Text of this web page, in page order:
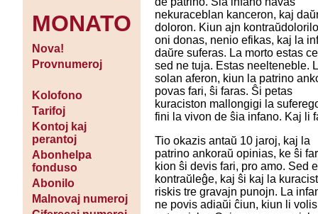
MONATO
Nova!
Provnumeroj
Kolofono
Tarifoj
Kontoj kaj
perantoj
Abonhelpa
fonduso
Abonilo
Malnovaj numeroj
nekuraceblan kanceron, kaj
doloron. Kiun ajn
oni donas, nenio efikas, kaj la
daŭre suferas. La morto estas
sed ne tuja. Estas neelteneble.
solan aferon, kiun la patrino
povas fari, ŝi faras. Ŝi petas
kuraciston mallongigi la
fini la vivon de ŝia infano. Kaj li
Tio okazis antaŭ 10 jaroj, kaj la
patrino ankoraŭ opinias, ke ŝi
kion ŝi devis fari, pro amo. Sed
kontraŭleĝe, kaj ŝi kaj la
riskis tre gravajn punojn. La
ne povis adiaŭi ĉiun, kiun li